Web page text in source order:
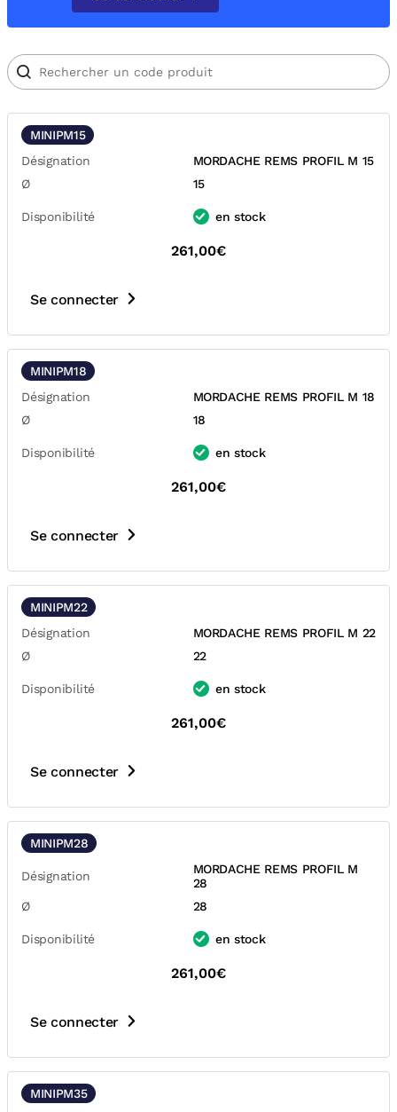
MINIPM15
Désignation
MORDACHE REMS PROFIL M 15
Ø
15
Disponibilité en stock
261,00€
Se connecter
MINIPM18
Désignation
MORDACHE REMS PROFIL M 18
Ø
18
Disponibilité en stock
261,00€
Se connecter
MINIPM22
Désignation
MORDACHE REMS PROFIL M 22
Ø
22
Disponibilité en stock
261,00€
Se connecter
MINIPM28
Désignation
MORDACHE REMS PROFIL M
28
Ø
28
Disponibilité en stock
261,00€
Se connecter
MINIPM35